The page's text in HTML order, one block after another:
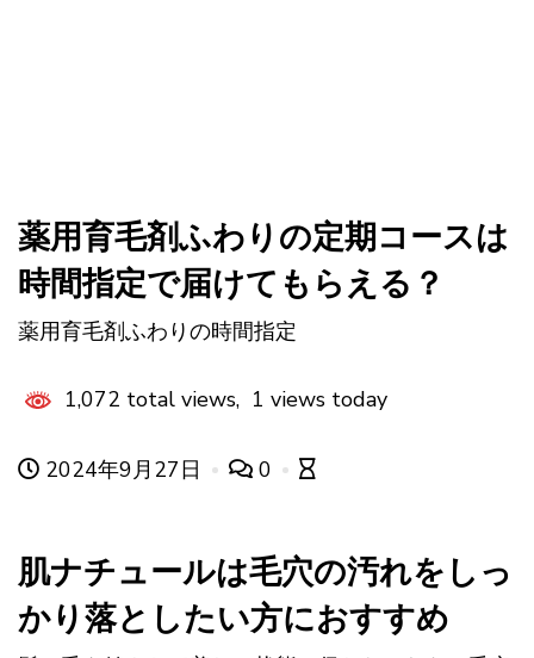
薬用育毛剤ふわりの定期コースは
時間指定で届けてもらえる？
薬用育毛剤ふわりの時間指定
1,072 total views, 1 views today
2024年9月27日 0
肌ナチュールは毛穴の汚れをしっ
かり落としたい方におすすめ